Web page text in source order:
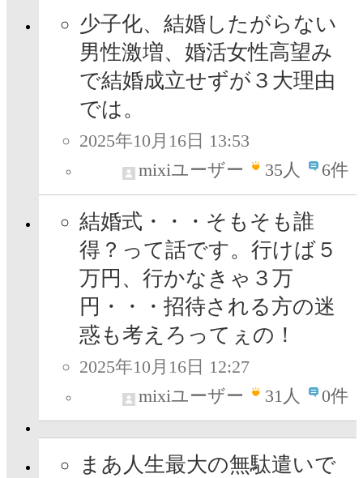
少子化、結婚したがらない
男性激増、婚活女性高望み
で結婚成立せずが３大理由
では。
2025年10月16日 13:53
mixiユーザー
35人 6件
結婚式・・・そもそも誰
得？って話です。行けば５
万円、行かなきゃ３万
円・・・招待される方の迷
惑も考えろってぇの！
2025年10月16日 12:27
mixiユーザー
31人 0件
まあ人生最大の無駄遣いで